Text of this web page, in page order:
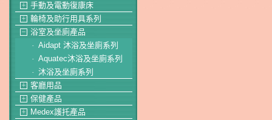
＋ 手動及電動復康床
＋ 輪椅及助行用具系列
－ 浴室及坐廁產品
- Aidapt 沐浴及坐廁系列
- Aquatec沐浴及坐廁系列
- 沐浴及坐廁系列
＋ 客廳用品
＋ 保健產品
＋ Medex護托產品